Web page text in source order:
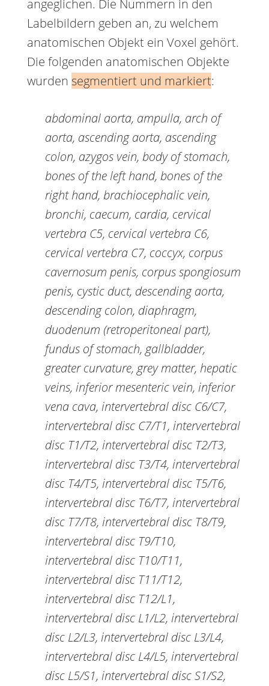
angeglichen. Die Nummern in den
Labelbildern geben an, zu welchem
anatomischen Objekt ein Voxel gehört.
Die folgenden anatomischen Objekte
wurden segmentiert und markiert:
abdominal aorta, ampulla, arch of
aorta, ascending aorta, ascending
colon, azygos vein, body of stomach,
bones of the left hand, bones of the
right hand, brachiocephalic vein,
bronchi, caecum, cardia, cervical
vertebra C5, cervical vertebra C6,
cervical vertebra C7, coccyx, corpus
cavernosum penis, corpus spongiosum
penis, cystic duct, descending aorta,
descending colon, diaphragm,
duodenum (retroperitoneal part),
fundus of stomach, gallbladder,
greater curvature, grey matter, hepatic
veins, inferior mesenteric vein, inferior
vena cava, intervertebral disc C6/C7,
intervertebral disc C7/T1, intervertebral
disc T1/T2, intervertebral disc T2/T3,
intervertebral disc T3/T4, intervertebral
disc T4/T5, intervertebral disc T5/T6,
intervertebral disc T6/T7, intervertebral
disc T7/T8, intervertebral disc T8/T9,
intervertebral disc T9/T10,
intervertebral disc T10/T11,
intervertebral disc T11/T12,
intervertebral disc T12/L1,
intervertebral disc L1/L2, intervertebral
disc L2/L3, intervertebral disc L3/L4,
intervertebral disc L4/L5, intervertebral
disc L5/S1, intervertebral disc S1/S2,